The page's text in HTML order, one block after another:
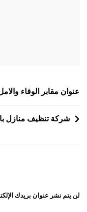
تصفّح
المقالات
عنوان مقابر الوفاء
شركة تنظيف منازل
لن يتم نشر عنوان بريدك